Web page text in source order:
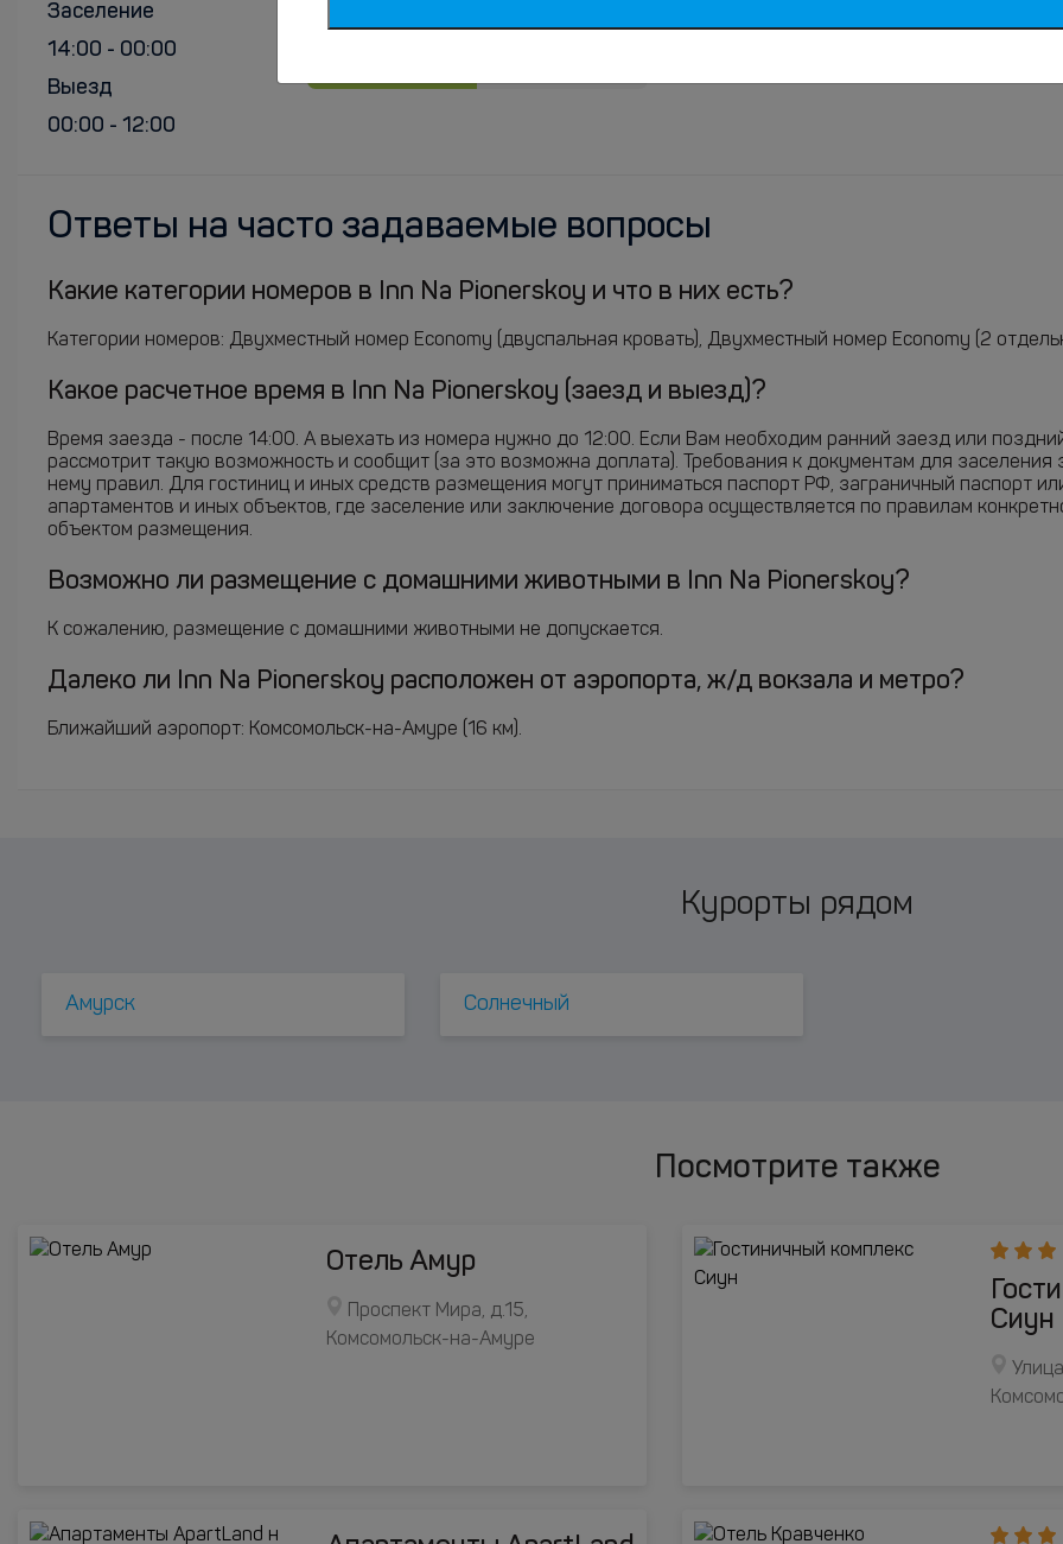
Заселение
14:00 - 00:00
Выезд
00:00 - 12:00
Ответы на часто задаваемые вопросы
Какие категории номеров в Inn Na Pionerskoy и что в них есть?
Категории номеров: Двухместный номер Economy (двуспальная кровать), Двухместный номер Economy (2
Какое расчетное время в Inn Na Pionerskoy (заезд и выезд)?
Время заезда - после 14:00. А выехать из номера нужно до 12:00. Если Вам необходим ранний заезд или
рассмотрит такую возможность и сообщит (за это возможна доплата). Требования к документам для
нему правил. Для гостиниц и иных средств размещения могут приниматься паспорт РФ, заграничный паспорт
апартаментов и иных объектов, где заселение или заключение договора осуществляется по правилам
объектом размещения.
Возможно ли размещение с домашними животными в Inn Na Pionerskoy?
К сожалению, размещение с домашними животными не допускается.
Далеко ли Inn Na Pionerskoy расположен от аэропорта, ж/д вокзала и метро?
Ближайший аэропорт: Комсомольск-на-Амуре (16 км).
Курорты рядом
Амурск Солнечный
Посмотрите также
Отель Амур
Проспект Мира, д.15,
Комсомольск-на-Амуре
Сиун